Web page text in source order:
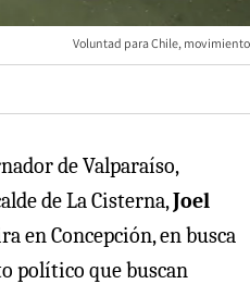
Voluntad para Chile, movimiento
de Valparaíso,
de La Cisterna,Joel
en Concepción, en busca
político que buscan